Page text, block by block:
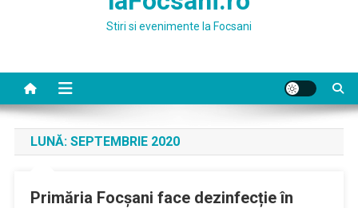
Stiri si evenimente la Focsani
LUNĂ: SEPTEMBRIE 2020
Primăria Focșani face dezinfecție în